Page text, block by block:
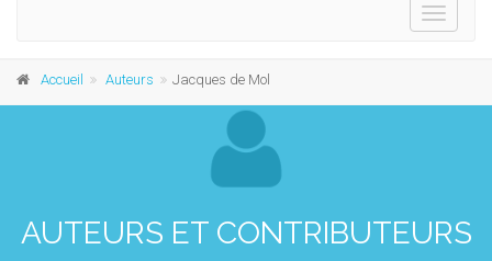
Toggle
Accueil Auteurs Jacques de Mol
AUTEURS ET CONTRIBUTEURS